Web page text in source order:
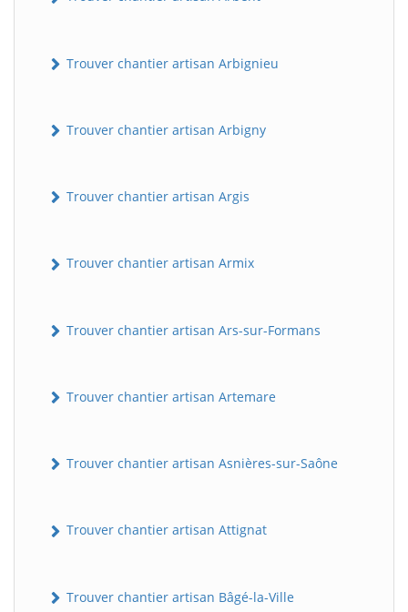
Trouver chantier artisan Arbignieu
Trouver chantier artisan Arbigny
Trouver chantier artisan Argis
Trouver chantier artisan Armix
Trouver chantier artisan Ars-sur-Formans
Trouver chantier artisan Artemare
Trouver chantier artisan Asnières-sur-Saône
Trouver chantier artisan Attignat
Trouver chantier artisan Bâgé-la-Ville